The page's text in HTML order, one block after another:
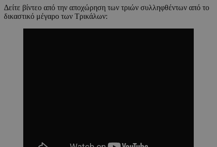
Δείτε βίντεο από την αποχώρηση των τριών συλληφθέντων από το
δικαστικό μέγαρο των Τρικάλων: